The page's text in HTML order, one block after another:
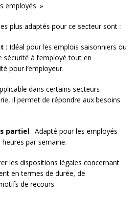
employés. »
plus adaptés pour ce secteur sont :
: Idéal pour les emplois saisonniers ou
à l’employé tout en
pour l’employeur.
dans certains secteurs
il permet de répondre aux besoins
partiel : Adapté pour les employés
par semaine.
les dispositions légales concernant
en termes de durée, de
de recours.